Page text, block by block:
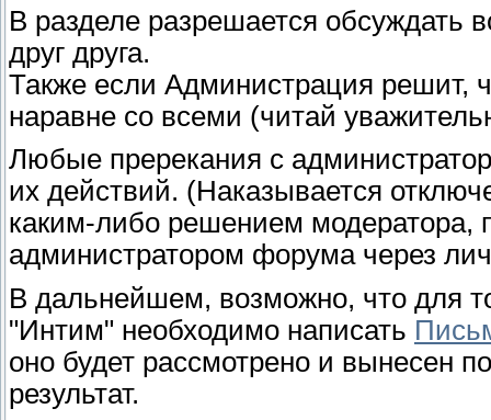
В разделе разрешается обсуждать
друг друга.
Также если Администрация решит,
наравне со всеми (читай
Любые пререкания с
их действий. (Наказывается
каким-либо решением модератора,
администратором форума через
В дальнейшем, возможно, что для
"Интим" необходимо написать
оно будет рассмотрено и вынесен
результат.